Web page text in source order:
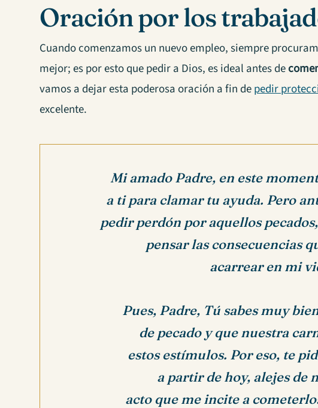
Oración por los
Cuando comenzamos un nuevo empleo, siempre
mejor; es por esto que pedir a Dios, es ideal antes de
vamos a dejar esta poderosa oración a fin depedir
excelente.
Mi amado Padre, en este
a ti para clamar tu ayuda. Pero
pedir perdón por aquellos
pensar las consecuencias
acarrear en mi
Pues, Padre, Tú sabes muy
de pecado y que nuestra
estos estímulos. Por eso, te
a partir de hoy, alejes de
acto que me incite a